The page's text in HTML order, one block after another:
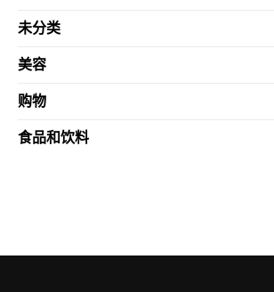
未分类
美容
购物
食品和饮料